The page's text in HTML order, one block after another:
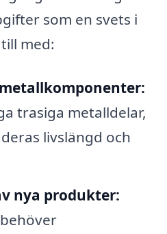
som en svets i
med:
trasiga metalldelar,
livslängd och
nya produkter: